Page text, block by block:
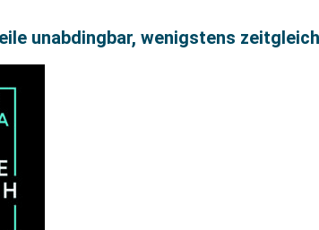
unabdingbar, wenigstens